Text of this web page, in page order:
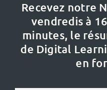
Recevez notre
vendredis à
minutes, le
de Digital
en